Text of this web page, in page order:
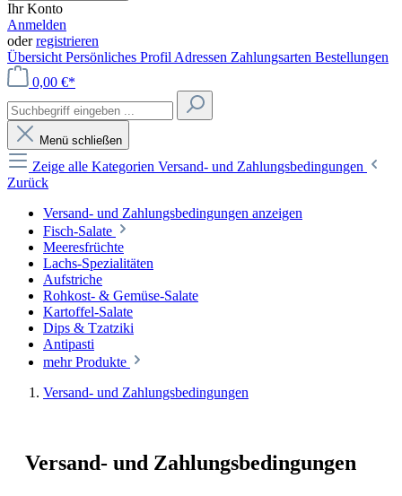
Ihr Konto
Anmelden
oderregistrieren
Übersicht Persönliches Profil Adressen Zahlungsarten Bestellungen
0,00 €*
Menü schließen
Zeige alle Kategorien Versand- und Zahlungsbedingungen
Zurück
Versand- und Zahlungsbedingungen anzeigen
Fisch-Salate
Meeresfrüchte
Lachs-Spezialitäten
Aufstriche
Rohkost- & Gemüse-Salate
Kartoffel-Salate
Dips & Tzatziki
Antipasti
mehr Produkte
Versand- und Zahlungsbedingungen
Versand- und Zahlungsbedingungen